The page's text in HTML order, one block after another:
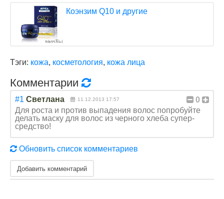
Коэнзим Q10 и другие
Тэги: кожа, косметология, кожа лица
Комментарии
0
#1 Светлана 11.12.2013 17:57
Для роста и против выпадения волос попробуйте
делать маску для волос из черного хлеба супер-
средство!
Обновить список комментариев
Добавить комментарий